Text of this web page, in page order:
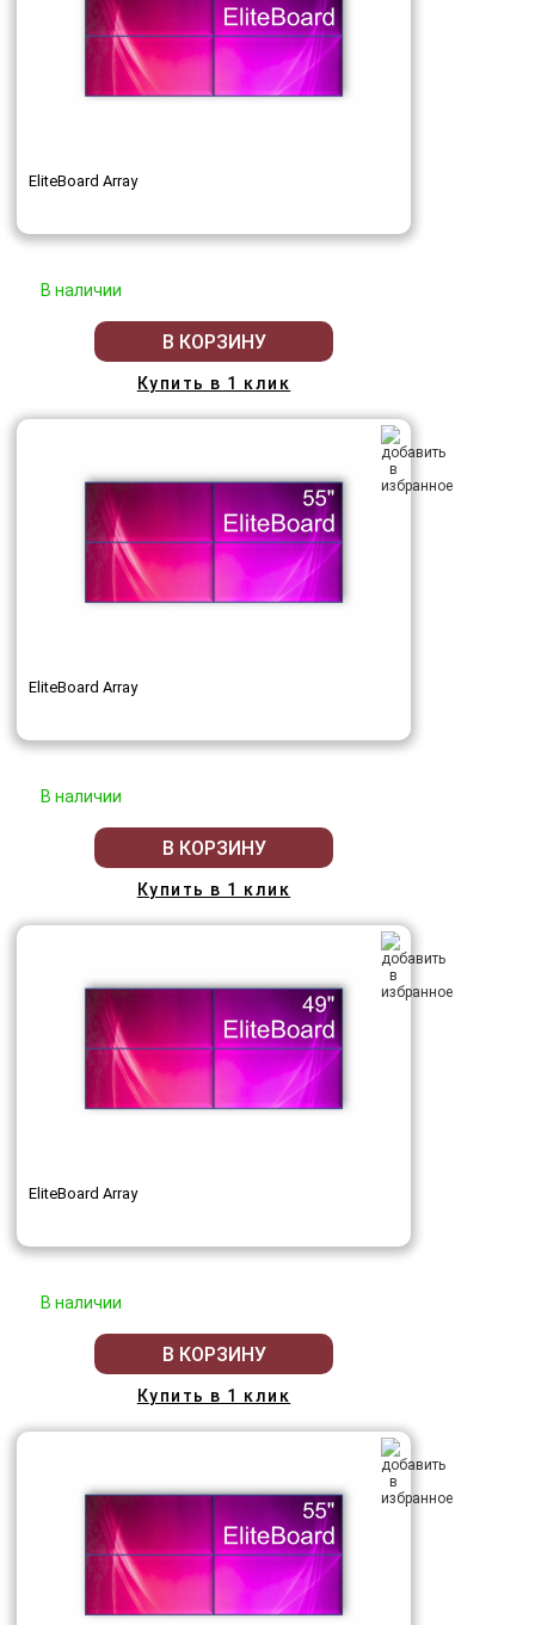
EliteBoard Array
В наличии
В КОРЗИНУ
Купить в 1 клик
EliteBoard Array
В наличии
В КОРЗИНУ
Купить в 1 клик
EliteBoard Array
В наличии
В КОРЗИНУ
Купить в 1 клик